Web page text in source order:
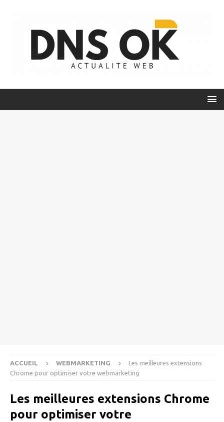
ACCUEIL WEBMARKETING
Les meilleures extensions
Chrome pour optimiser votre webmarketing
Les meilleures extensions Chrome
pour optimiser votre